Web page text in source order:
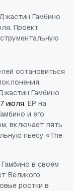
Гамбино
Проект
остановиться
Гамбино
июля. EP на
и его
включает пять
пьесу «The
в своём
Великого
ростки в